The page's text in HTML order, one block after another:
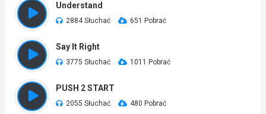
Understand
2884 Słuchać 651 Pobrać
Say It Right
3775 Słuchać 1011 Pobrać
PUSH 2 START
2055 Słuchać 480 Pobrać